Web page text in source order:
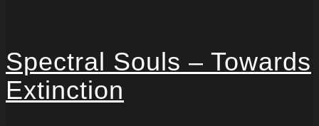
Spectral Souls – Towards
Extinction